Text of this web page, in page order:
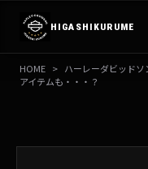
ス
HIGASHIKURUME
HOME > ハーレーダビッド
アイテムも・・・？